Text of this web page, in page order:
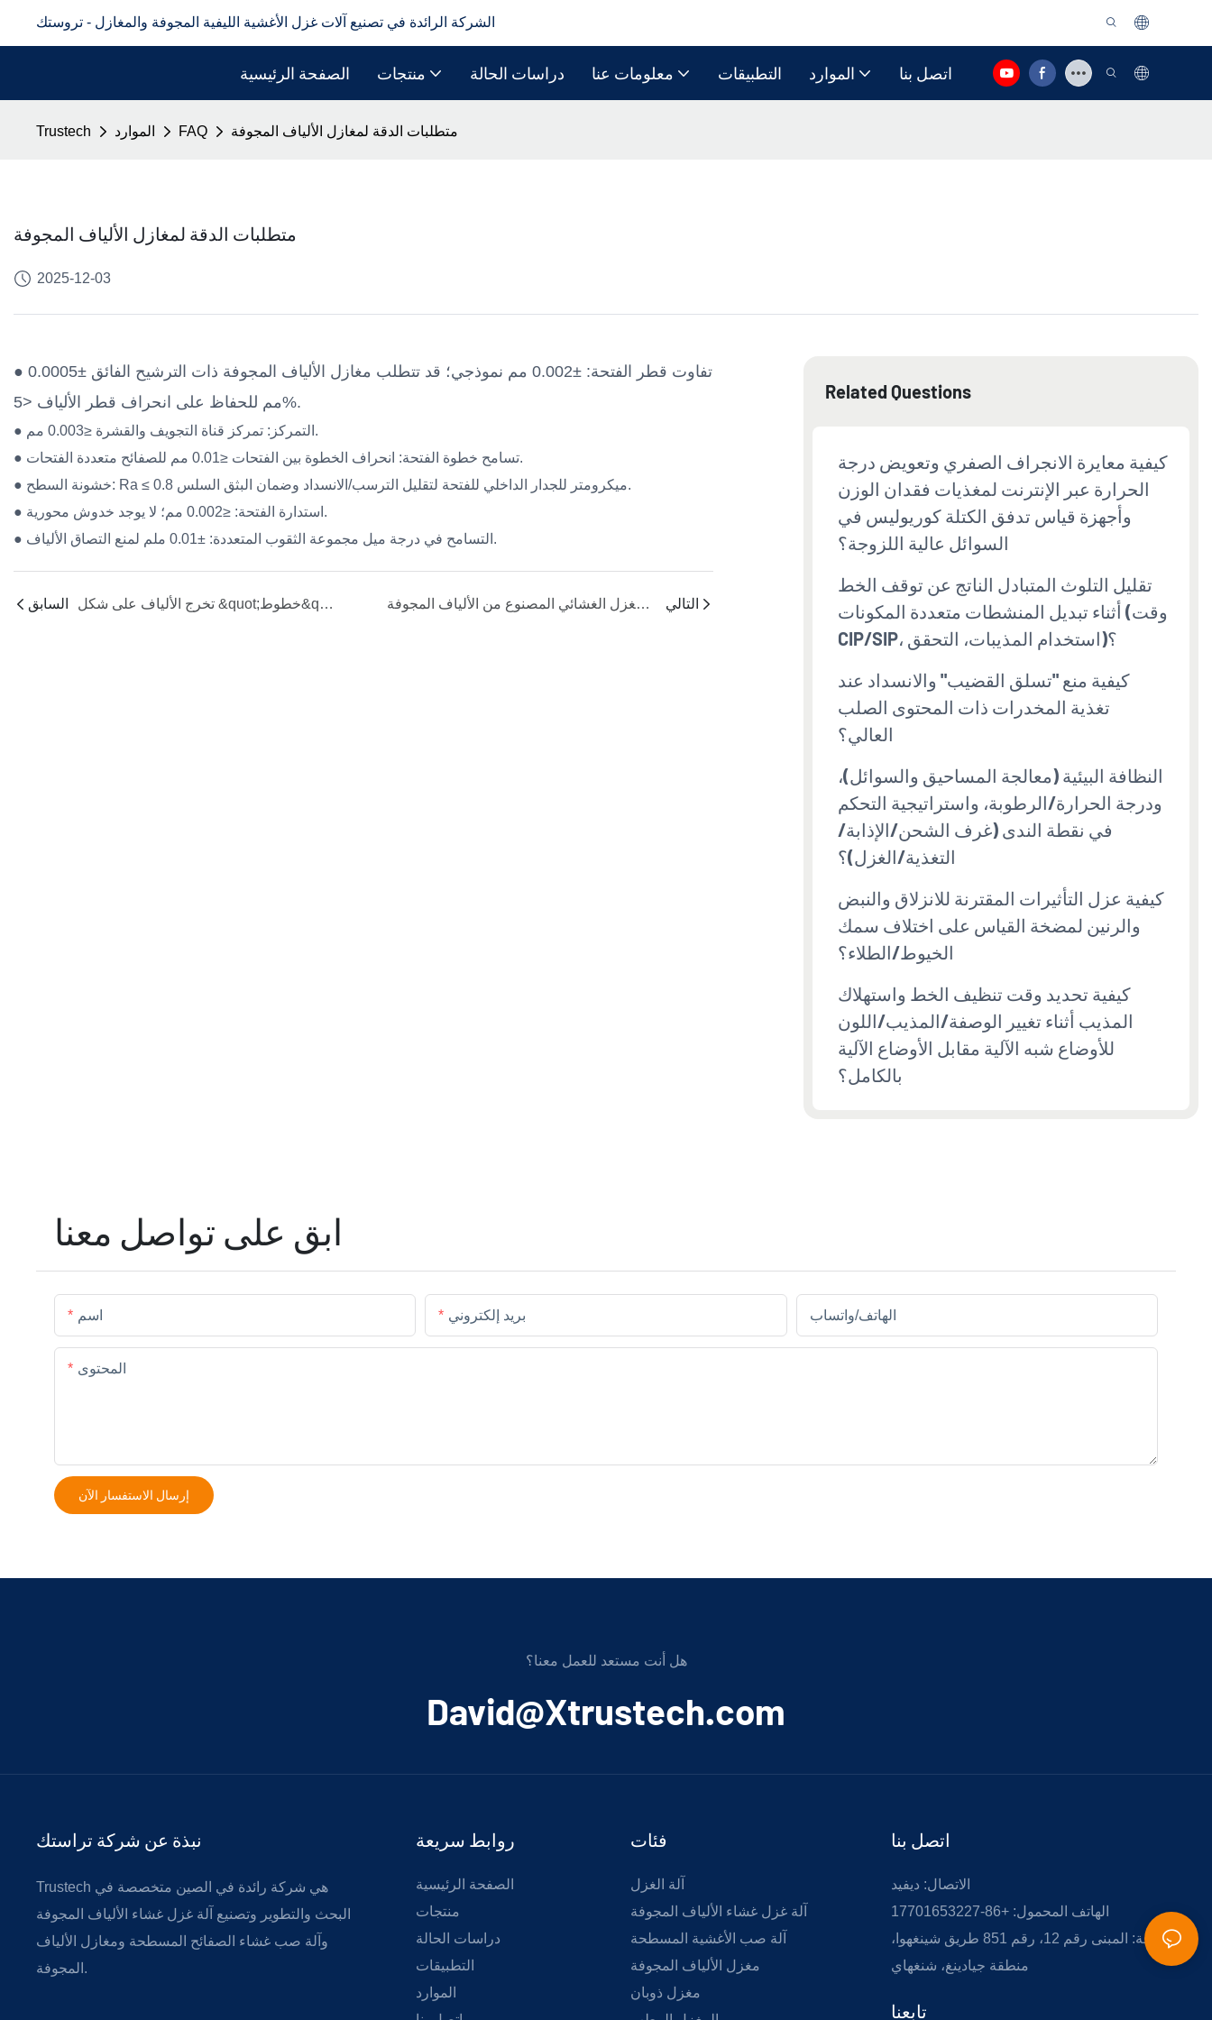
الشركة الرائدة في تصنيع آلات غزل الأغشية الليفية المجوفة والمغازل - تروستك
الصفحة الرئيسية منتجات دراسات الحالة معلومات عنا التطبيقات الموارد اتصل بنا
Trustech الموارد FAQ متطلبات الدقة لمغازل الألياف المجوفة
متطلبات الدقة لمغازل الألياف المجوفة
2025-12-03
● تفاوت قطر الفتحة: ±0.002 مم نموذجي؛ قد تتطلب مغازل الألياف المجوفة ذات الترشيح الفائق ±0.0005
مم للحفاظ على انحراف قطر الألياف <5%.
● التمركز: تمركز قناة التجويف والقشرة ≤0.003 مم.
● تسامح خطوة الفتحة: انحراف الخطوة بين الفتحات ≤0.01 مم للصفائح متعددة الفتحات.
● خشونة السطح: Ra ≤ 0.8 ميكرومتر للجدار الداخلي للفتحة لتقليل الترسب/الانسداد وضمان البثق السلس.
● استدارة الفتحة: ≤0.002 مم؛ لا يوجد خدوش محورية.
● التسامح في درجة ميل مجموعة الثقوب المتعددة: ±0.01 ملم لمنع التصاق الألياف.
السابق تخرج الألياف على شكل &quot;خطوط&quot; أو بشكل غير متساوٍ - لماذا؟ المشاكل الشائعة أثناء استخدام المغزل الغشائي المصنوع من الألياف المجوفة التالي
Related Questions
كيفية معايرة الانجراف الصفري وتعويض درجة
الحرارة عبر الإنترنت لمغذيات فقدان الوزن
وأجهزة قياس تدفق الكتلة كوريوليس في
السوائل عالية اللزوجة؟
تقليل التلوث المتبادل الناتج عن توقف الخط
أثناء تبديل المنشطات متعددة المكونات (وقت
CIP/SIP، استخدام المذيبات، التحقق)؟
كيفية منع "تسلق القضيب" والانسداد عند
تغذية المخدرات ذات المحتوى الصلب
العالي؟
النظافة البيئية (معالجة المساحيق والسوائل)،
ودرجة الحرارة/الرطوبة، واستراتيجية التحكم
في نقطة الندى (غرف الشحن/الإذابة/
التغذية/الغزل)؟
كيفية عزل التأثيرات المقترنة للانزلاق والنبض
والرنين لمضخة القياس على اختلاف سمك
الخيوط/الطلاء؟
كيفية تحديد وقت تنظيف الخط واستهلاك
المذيب أثناء تغيير الوصفة/المذيب/اللون
للأوضاع شبه الآلية مقابل الأوضاع الآلية
بالكامل؟
ابق على تواصل معنا
اسم بريد إلكتروني الهاتف/واتساب
المحتوى
إرسال الاستفسار الآن
هل أنت مستعد للعمل معنا؟
﻿David@Xtrustech.com
نبذة عن شركة تراستك
Trustech هي شركة رائدة في الصين متخصصة في
البحث والتطوير وتصنيع آلة غزل غشاء الألياف المجوفة
وآلة صب غشاء الصفائح المسطحة ومغازل الألياف
المجوفة.
روابط سريعة
الصفحة الرئيسية
منتجات
دراسات الحالة
التطبيقات
الموارد
فئات
آلة الغزل
آلة غزل غشاء الألياف المجوفة
آلة صب الأغشية المسطحة
مغزل الألياف المجوفة
مغزل ذوبان
اتصل بنا
الاتصال: ديفيد
الهاتف المحمول: +86-17701653227
إضافة: المبنى رقم 12، رقم 851 طريق شينغهوا،
منطقة جيادينغ، شنغهاي
تابعنا